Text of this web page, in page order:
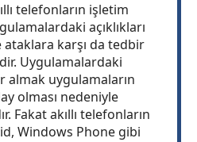
telefonların işletim
açıklıkları
karşı da tedbir
Uygulamalardaki
almak uygulamaların
olması nedeniyle
Fakat akıllı telefonların
Windows Phone gibi